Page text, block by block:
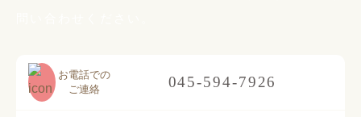
お電話での
ご連絡
045-594-7926